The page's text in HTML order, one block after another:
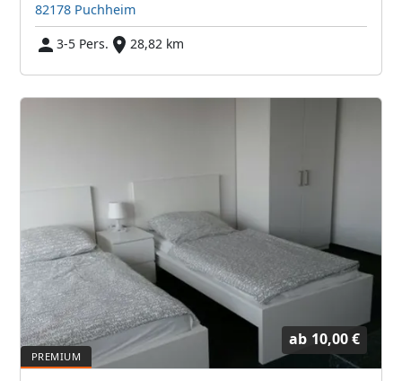
82178 Puchheim
3-5 Pers.
28,82 km
ab 10,00 €